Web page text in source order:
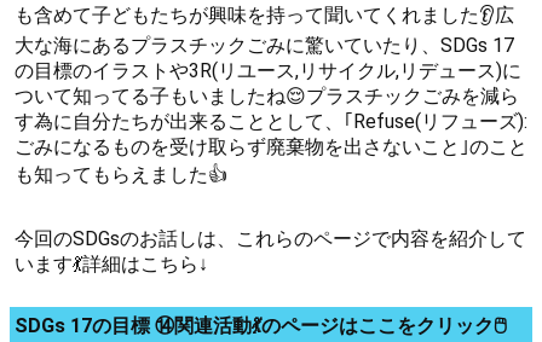
も含めて子どもたちが興味を持って聞いてくれました👂広
大な海にあるプラスチックごみに驚いていたり、SDGs 17
の目標のイラストや3R(リユース,リサイクル,リデュース)に
ついて知ってる子もいましたね😌プラスチックごみを減ら
す為に自分たちが出来ることとして、｢Refuse(リフューズ):
ごみになるものを受け取らず廃棄物を出さないこと｣のこと
も知ってもらえました👍
今回のSDGsのお話しは、これらのページで内容を紹介して
います💃詳細はこちら↓
SDGs 17の目標 ⑭関連活動💃のページはここをクリック🖱️